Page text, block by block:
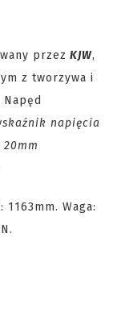
przez KJW,
z tworzywa i
napięcia
Waga: